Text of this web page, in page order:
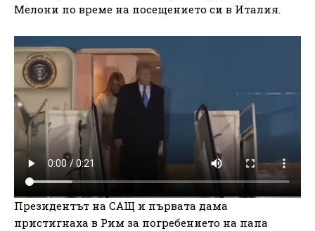
Мелони по време на посещението си в Италия.
Президентът на САЩ и първата дама
пристигнаха в Рим за погребението на папа